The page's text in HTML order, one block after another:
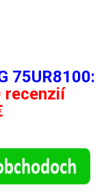
75UR8100:
recenzií